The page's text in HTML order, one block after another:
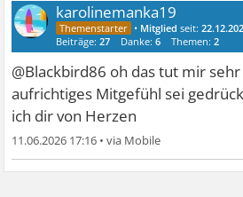
karolinemanka19
• Mitglied seit:
Beiträge:27 Danke:6 Themen:2
@Blackbird86 oh das tut mir
aufrichtiges Mitgefühl sei
ich dir von Herzen
11.06.2026 17:16 •